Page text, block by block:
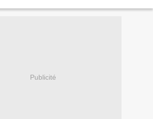
Publicité